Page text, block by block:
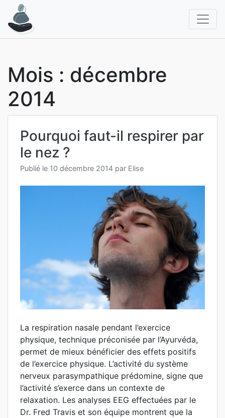
contenu
Mois : décembre
2014
Pourquoi faut-il respirer par
le nez ?
Publié le 10 décembre 2014 par Elise
La respiration nasale pendant l’exercice
physique, technique préconisée par l’Ayurvéda,
permet de mieux bénéficier des effets positifs
de l’exercice physique. L’activité du système
nerveux parasympathique prédomine, signe que
l’activité s’exerce dans un contexte de
relaxation. Les analyses EEG effectuées par le
Dr. Fred Travis et son équipe montrent que la